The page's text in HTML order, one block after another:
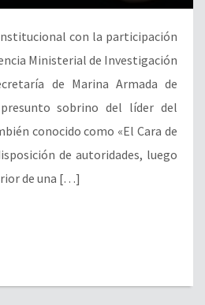
con la participación
Ministerial de Investigación
de Marina Armada de
presunto sobrino del líder del
conocido como «El Cara de
de autoridades, luego
de una […]